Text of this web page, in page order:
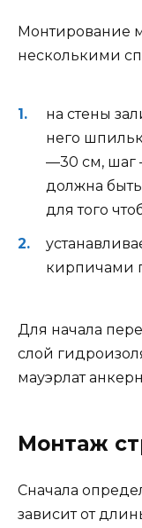
Монтирование
несколькими
на стены
него
—30 см, шаг
должна
для того
кирпичами
Для начала
слой
мауэрлат
Монтаж
Сначала
зависит от